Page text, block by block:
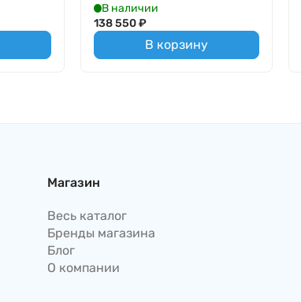
В наличии
138 550 ₽
В корзину
Магазин
Весь каталог
Бренды магазина
Блог
О компании